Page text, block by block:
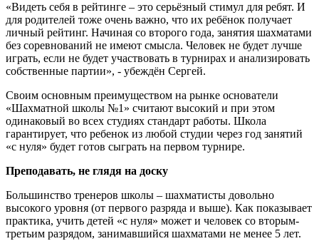
«Видеть себя в рейтинге – это серьёзный стимул для ребят. И
для родителей тоже очень важно, что их ребёнок получает
личный рейтинг. Начиная со второго года, занятия шахматами
без соревнований не имеют смысла. Человек не будет лучше
играть, если не будет участвовать в турнирах и анализировать
собственные партии», - убеждён Сергей.
Своим основным преимуществом на рынке основатели
«Шахматной школы №1» считают высокий и при этом
одинаковый во всех студиях стандарт работы. Школа
гарантирует, что ребенок из любой студии через год занятий
«с нуля» будет готов сыграть на первом турнире.
Преподавать, не глядя на доску
Большинство тренеров школы – шахматисты довольно
высокого уровня (от первого разряда и выше). Как показывает
практика, учить детей «с нуля» может и человек со вторым-
третьим разрядом, занимавшийся шахматами не менее 5 лет.